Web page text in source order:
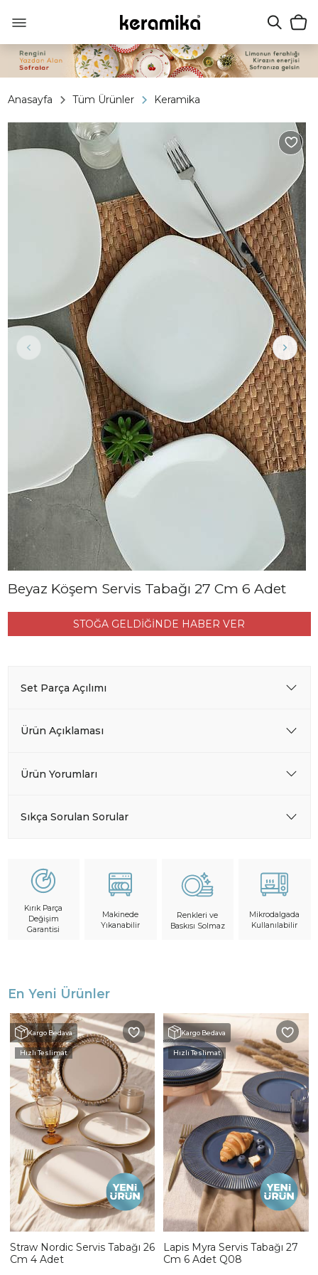
Anasayfa Tüm Ürünler Keramika
Beyaz Köşem Servis Tabağı 27 Cm 6 Adet
STOĞA GELDİĞİNDE HABER VER
Set Parça Açılımı
Ürün Açıklaması
Ürün Yorumları
Sıkça Sorulan Sorular
Kırık Parça
Değişim
Garantisi
Makinede
Yıkanabilir
Renkleri ve
Baskısı Solmaz
Mikrodalgada
Kullanılabilir
En Yeni Ürünler
Kargo Bedava
Hızlı Teslimat
Straw Nordic Servis Tabağı 26
Cm 4 Adet
Kargo Bedava
Hızlı Teslimat
Lapis Myra Servis Tabağı 27
Cm 6 Adet Q08